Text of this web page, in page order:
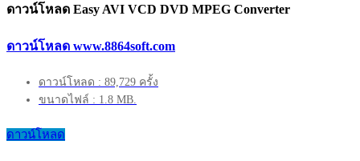
ดาวน์โหลด Easy AVI VCD DVD MPEG Converter
ดาวน์โหลด www.8864soft.com
ดาวน์โหลด : 89,729 ครั้ง
ขนาดไฟล์ : 1.8 MB.
ดาวน์โหลด